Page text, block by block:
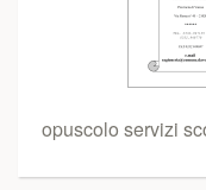
opuscolo servizi